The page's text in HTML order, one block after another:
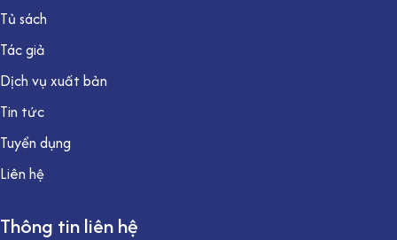
Tủ sách
Tác giả
Dịch vụ xuất bản
Tin tức
Tuyển dụng
Liên hệ
Thông tin liên hệ